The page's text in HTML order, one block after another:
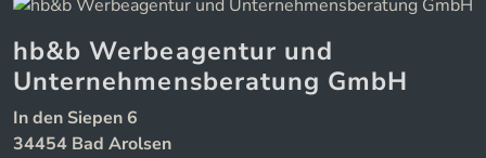
hb&b Werbeagentur und
Unternehmensberatung GmbH
In den Siepen 6
34454 Bad Arolsen